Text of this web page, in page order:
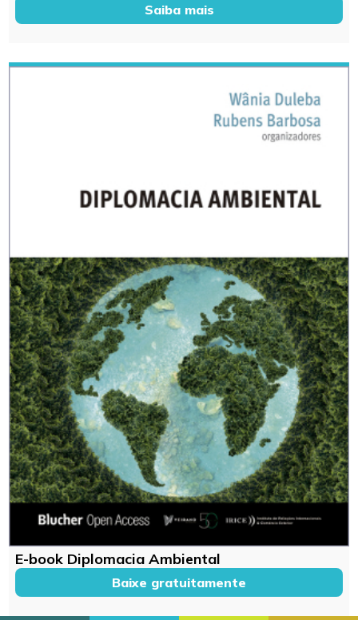
Saiba mais
E-book Diplomacia Ambiental
Baixe gratuitamente